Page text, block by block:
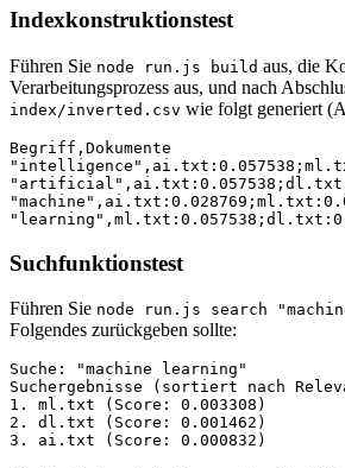
Indexkonstruktionstest
Führen Sie node run.js build aus, die
Verarbeitungsprozess aus, und nach
index/inverted.csv wie folgt generiert
Begriff,Dokumente
Suchfunktionstest
Führen Sie node run.js search
Folgendes zurückgeben sollte:
Suche: "machine learning"
Suchergebnisse (sortiert nach
1. ml.txt (Score: 0.003308)
2. dl.txt (Score: 0.001462)